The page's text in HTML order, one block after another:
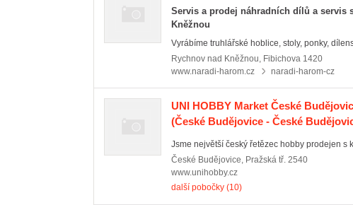
Servis a prodej náhradních dílů a servis
Kněžnou
Vyrábíme truhlářské hoblice, stoly, ponky,
Rychnov nad Kněžnou, Fibichova 1420
www.naradi-harom.cz
naradi-harom-cz
UNI HOBBY Market České
(České Budějovice - České
Jsme největší český řetězec hobby prodejen s
České Budějovice, Pražská tř. 2540
www.unihobby.cz
další pobočky (10)